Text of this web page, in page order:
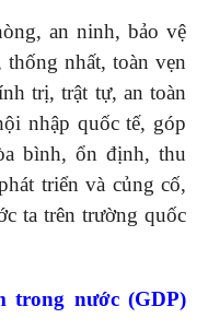
an ninh, bảo vệ
nhất, toàn vẹn
trị, trật tự, an toàn
nhập quốc tế, góp
bình, ổn định, thu
triển và củng cố,
ta trên trường quốc
trong nước (GDP)